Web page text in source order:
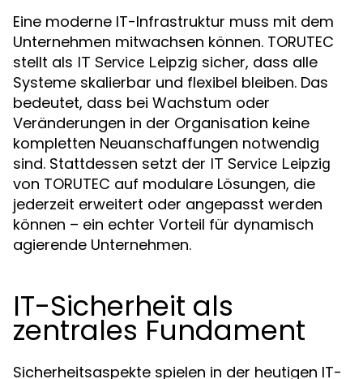
Eine moderne IT-Infrastruktur muss mit dem
Unternehmen mitwachsen können. TORUTEC
stellt als IT Service Leipzig sicher, dass alle
Systeme skalierbar und flexibel bleiben. Das
bedeutet, dass bei Wachstum oder
Veränderungen in der Organisation keine
kompletten Neuanschaffungen notwendig
sind. Stattdessen setzt der IT Service Leipzig
von TORUTEC auf modulare Lösungen, die
jederzeit erweitert oder angepasst werden
können – ein echter Vorteil für dynamisch
agierende Unternehmen.
IT-Sicherheit als
zentrales Fundament
Sicherheitsaspekte spielen in der heutigen IT-